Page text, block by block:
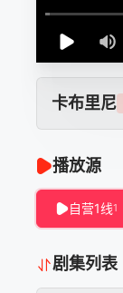
卡布里尼
播放源
自营1线1
剧集列表